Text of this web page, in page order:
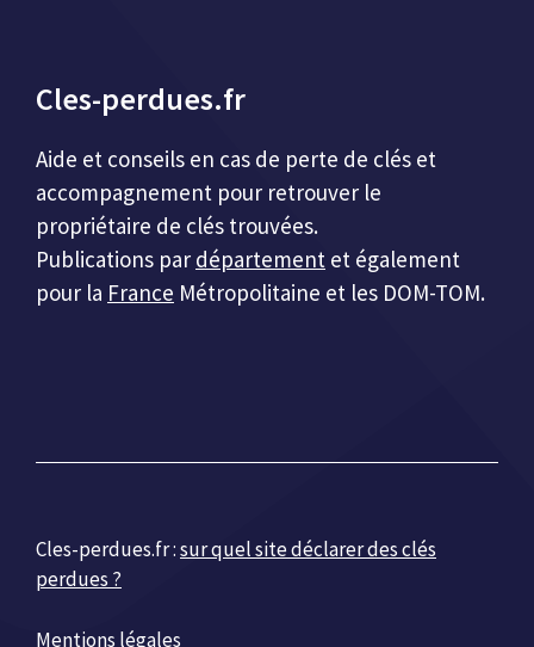
Cles-perdues.fr
Aide et conseils en cas de perte de clés et
accompagnement pour retrouver le
propriétaire de clés trouvées.
Publications par département et également
pour la France Métropolitaine et les DOM-TOM.
Cles-perdues.fr :sur quel site déclarer des clés
perdues ?
Mentions légales